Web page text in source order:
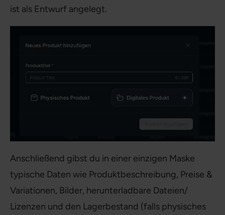
ist als Entwurf angelegt.
Anschließend gibst du in einer einzigen Maske
typische Daten wie Produktbeschreibung, Preise &
Variationen, Bilder, herunterladbare Dateien/
Lizenzen und den Lagerbestand (falls physisches